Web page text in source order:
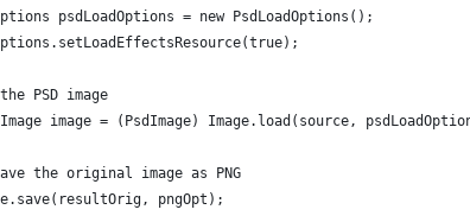
psdLoadOptions = new PsdLoadOptions();
PSD image
image = (PsdImage) Image.load(source,
the original image as PNG
pngOpt);